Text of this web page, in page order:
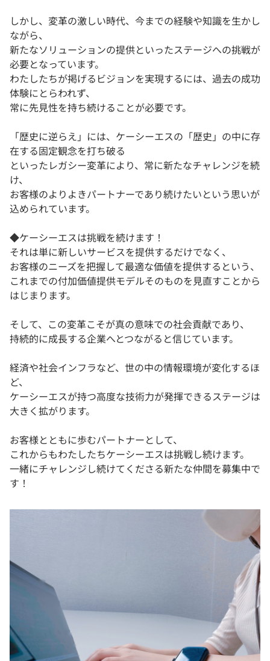
しかし、変革の激しい時代、今までの経験や知識を生かし
ながら、
新たなソリューションの提供といったステージへの挑戦が
必要となっています。
わたしたちが掲げるビジョンを実現するには、過去の成功
体験にとらわれず、
常に先見性を持ち続けることが必要です。
「歴史に逆らえ」には、ケーシーエスの「歴史」の中に存
在する固定観念を打ち破る
といったレガシー変革により、常に新たなチャレンジを続
け、
お客様のよりよきパートナーであり続けたいという思いが
込められています。
◆ケーシーエスは挑戦を続けます！
それは単に新しいサービスを提供するだけでなく、
お客様のニーズを把握して最適な価値を提供するという、
これまでの付加価値提供モデルそのものを見直すことから
はじまります。
そして、この変革こそが真の意味での社会貢献であり、
持続的に成長する企業へとつながると信じています。
経済や社会インフラなど、世の中の情報環境が変化するほ
ど、
ケーシーエスが持つ高度な技術力が発揮できるステージは
大きく拡がります。
お客様とともに歩むパートナーとして、
これからもわたしたちケーシーエスは挑戦し続けます。
一緒にチャレンジし続けてくださる新たな仲間を募集中で
す！